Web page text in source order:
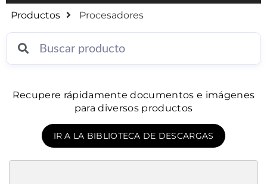
Productos Procesadores
Recupere rápidamente documentos e imágenes
para diversos productos
IR A LA BIBLIOTECA DE DESCARGAS